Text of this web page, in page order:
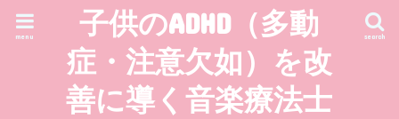
子供のADHD（多動
症・注意欠如）を改
善に導く音楽療法士
search
menu